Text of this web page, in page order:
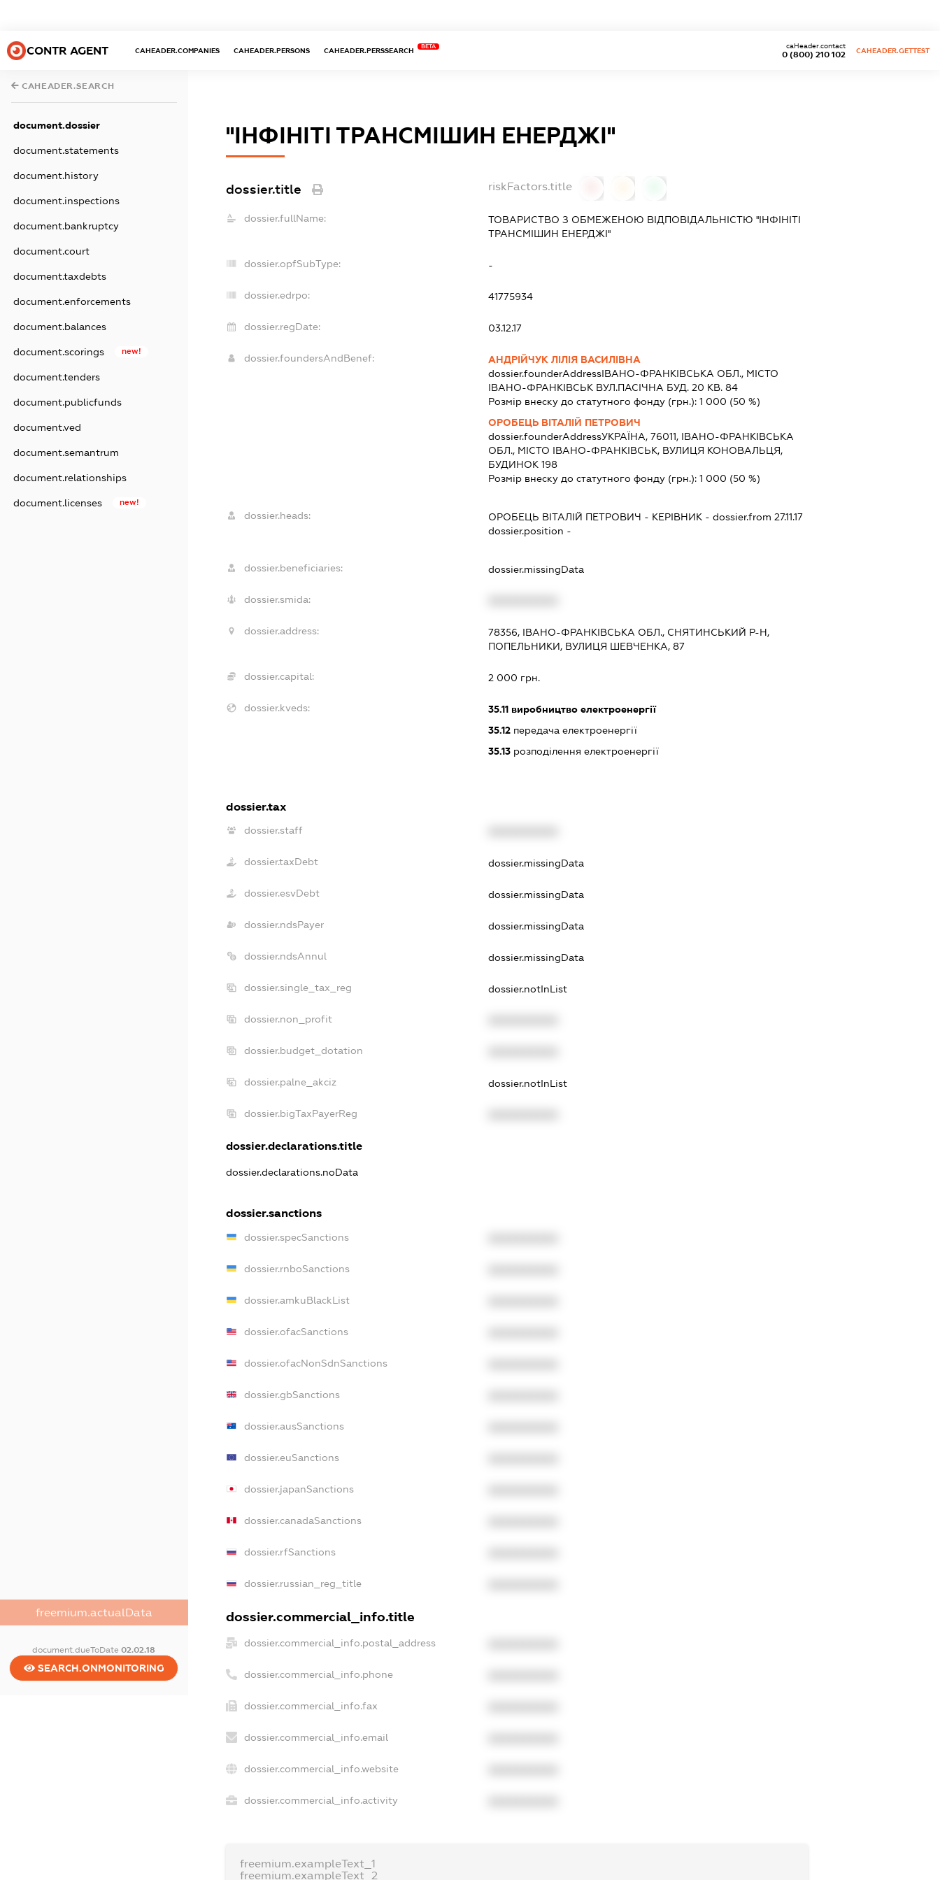
CONTR AGENT CAHEADER.COMPANIES CAHEADER.PERSONS CAHEADER.PERSSEARCH
BETA
0 (800) 210 102
caHeader.contact
CAHEADER.GETTEST
CAHEADER.SEARCH
document.dossier
document.statements
document.history
document.inspections
document.bankruptcy
document.court
document.taxdebts
document.enforcements
document.balances
document.scorings new!
document.tenders
document.publicfunds
document.ved
document.semantrum
document.relationships
document.licenses new!
freemium.actualData
document.dueToDate02.02.18
SEARCH.ONMONITORING
''ІНФІНІТІ ТРАНСМІШИН ЕНЕРДЖІ''
dossier.title riskFactors.title
dossier.fullName: ТОВАРИСТВО З ОБМЕЖЕНОЮ ВІДПОВІДАЛЬНІСТЮ ''ІНФІНІТІ
ТРАНСМІШИН ЕНЕРДЖІ''
dossier.opfSubType: -
dossier.edrpo: 41775934
dossier.regDate: 03.12.17
dossier.foundersAndBenef:
АНДРІЙЧУК ЛІЛІЯ ВАСИЛІВНА
dossier.founderAddressІВАНО-ФРАНКІВСЬКА ОБЛ., МІСТО
ІВАНО-ФРАНКІВСЬК ВУЛ.ПАСІЧНА БУД. 20 КВ. 84
Розмір внеску до статутного фонду (грн.): 1 000 (50 %)
ОРОБЕЦЬ ВІТАЛІЙ ПЕТРОВИЧ
dossier.founderAddressУКРАЇНА, 76011, ІВАНО-ФРАНКІВСЬКА
ОБЛ., МІСТО ІВАНО-ФРАНКІВСЬК, ВУЛИЦЯ КОНОВАЛЬЦЯ,
БУДИНОК 198
Розмір внеску до статутного фонду (грн.): 1 000 (50 %)
dossier.heads: ОРОБЕЦЬ ВІТАЛІЙ ПЕТРОВИЧ - КЕРІВНИК - dossier.from 27.11.17
dossier.position -
dossier.beneficiaries: dossier.missingData
dossier.smida:
dossier.address:
78356, ІВАНО-ФРАНКІВСЬКА ОБЛ., СНЯТИНСЬКИЙ Р-Н,
ПОПЕЛЬНИКИ, ВУЛИЦЯ ШЕВЧЕНКА, 87
dossier.capital: 2 000 грн.
dossier.kveds: 35.11виробництво електроенергії
35.12передача електроенергії
35.13розподілення електроенергії
dossier.tax
dossier.staff
dossier.taxDebt dossier.missingData
dossier.esvDebt dossier.missingData
dossier.ndsPayer dossier.missingData
dossier.ndsAnnul dossier.missingData
dossier.single_tax_reg dossier.notInList
dossier.non_profit
dossier.budget_dotation
dossier.palne_akciz dossier.notInList
dossier.bigTaxPayerReg
dossier.declarations.title
dossier.declarations.noData
dossier.sanctions
dossier.specSanctions
dossier.rnboSanctions
dossier.amkuBlackList
dossier.ofacSanctions
dossier.ofacNonSdnSanctions
dossier.gbSanctions
dossier.ausSanctions
dossier.euSanctions
dossier.japanSanctions
dossier.canadaSanctions
dossier.rfSanctions
dossier.russian_reg_title
dossier.commercial_info.title
dossier.commercial_info.postal_address
dossier.commercial_info.phone
dossier.commercial_info.fax
dossier.commercial_info.email
dossier.commercial_info.website
dossier.commercial_info.activity
freemium.exampleText_1
freemium.exampleText_2